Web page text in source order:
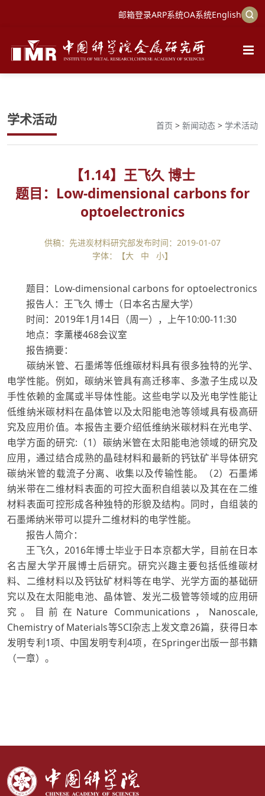
邮箱登录ARP系统OA系统English
学术活动 首页 > 新闻动态 > 学术活动
【1.14】王飞久 博士
题目：Low-dimensional carbons for
optoelectronics
供稿：先进炭材料研究部发布时间：2019-01-07
字体：【大 中 小】
题目：Low-dimensional carbons for optoelectronics
报告人：王飞久 博士（日本名古屋大学）
时间：2019年1月14日（周一），上午10:00-11:30
地点：李薰楼468会议室
报告摘要：
碳纳米管、石墨烯等低维碳材料具有很多独特的光学、
电学性能。例如，碳纳米管具有高迁移率、多激子生成以及
手性依赖的金属或半导体性能。这些电学以及光电学性能让
低维纳米碳材料在晶体管以及太阳能电池等领域具有极高研
究及应用价值。本报告主要介绍低维纳米碳材料在光电学、
电学方面的研究:（1）碳纳米管在太阳能电池领域的研究及
应用，通过结合成熟的晶硅材料和最新的钙钛矿半导体研究
碳纳米管的载流子分离、收集以及传输性能。（2）石墨烯
纳米带在二维材料表面的可控大面积自组装以及其在在二维
材料表面可控形成各种独特的形貌及结构。同时，自组装的
石墨烯纳米带可以提升二维材料的电学性能。
报告人简介：
王飞久，2016年博士毕业于日本京都大学，目前在日本
名古屋大学开展博士后研究。研究兴趣主要包括低维碳材
料、二维材料以及钙钛矿材料等在电学、光学方面的基础研
究以及在太阳能电池、晶体管、发光二极管等领域的应用研
究。目前在Nature Communications，Nanoscale,
Chemistry of Materials等SCI杂志上发文章26篇，获得日本
发明专利1项、中国发明专利4项，在Springer出版一部书籍
（一章）。